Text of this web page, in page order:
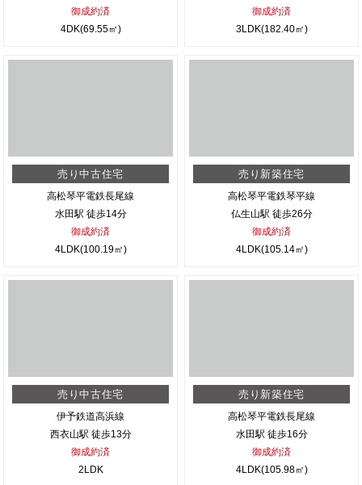
御成約済
4DK(69.55㎡)
御成約済
3LDK(182.40㎡)
売り中古住宅
高松琴平電鉄長尾線
水田駅 徒歩14分
御成約済
4LDK(100.19㎡)
売り新築住宅
高松琴平電鉄琴平線
仏生山駅 徒歩26分
御成約済
4LDK(105.14㎡)
売り中古住宅
伊予鉄道高浜線
西衣山駅 徒歩13分
御成約済
2LDK
売り新築住宅
高松琴平電鉄長尾線
水田駅 徒歩16分
御成約済
4LDK(105.98㎡)